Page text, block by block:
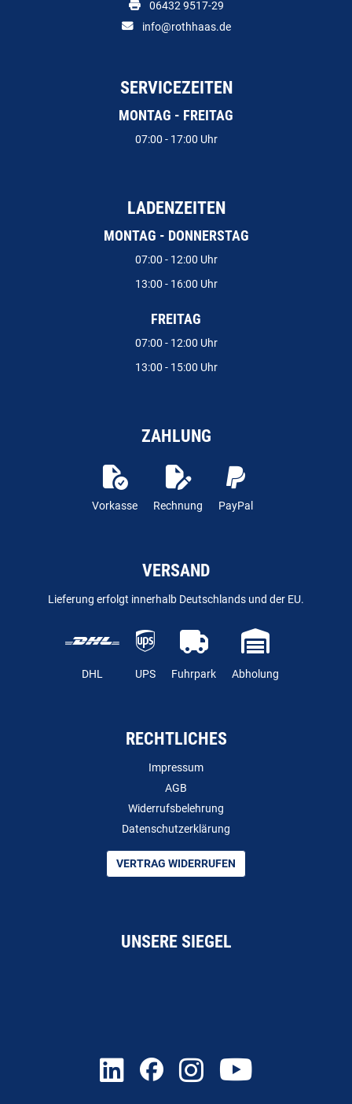
06432 9517-29
info@rothhaas.de
SERVICEZEITEN
MONTAG - FREITAG
07:00 - 17:00 Uhr
LADENZEITEN
MONTAG - DONNERSTAG
07:00 - 12:00 Uhr
13:00 - 16:00 Uhr
FREITAG
07:00 - 12:00 Uhr
13:00 - 15:00 Uhr
ZAHLUNG
Vorkasse Rechnung PayPal
VERSAND
Lieferung erfolgt innerhalb Deutschlands und der EU.
DHL UPS Fuhrpark Abholung
RECHTLICHES
Impressum
AGB
Widerrufsbelehrung
Datenschutzerklärung
VERTRAG WIDERRUFEN
UNSERE SIEGEL